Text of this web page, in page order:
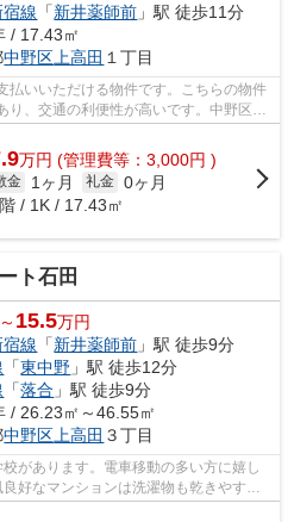
線 「新井薬師前 」駅 徒歩11分
/ 17.43㎡
中野区 上高田 １丁目
払いいただける物件です。こちらの物件
り、交通の利便性が高いです。中野区エ
...
万円 (管理費等：3,000円 )
金 1ヶ月 礼金 0ヶ月
/ 1K / 17.43㎡
ト石田
15.5万円
線 「新井薬師前 」駅 徒歩9分
「東中野 」駅 徒歩12分
「落合 」駅 徒歩9分
/ 26.23㎡～46.55㎡
中野区 上高田 ３丁目
があります。電車移動の多い方に嬉し
好なマンションは洗濯物も乾きやすく